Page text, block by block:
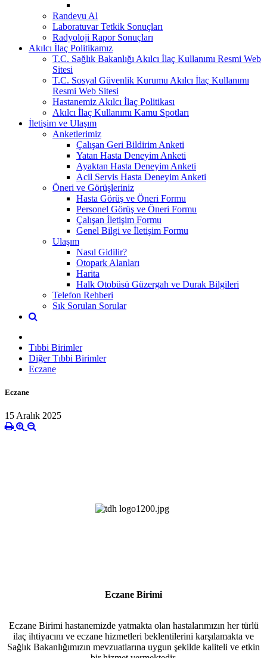
Randevu Al
Laboratuvar Tetkik Sonuçları
Radyoloji Rapor Sonuçları
Akılcı İlaç Politikamız
T.C. Sağlık Bakanlığı Akılcı İlaç Kullanımı Resmi Web
Sitesi
T.C. Sosyal Güvenlik Kurumu Akılcı İlaç Kullanımı
Resmi Web Sitesi
Hastanemiz Akılcı İlaç Politikası
Akılcı İlaç Kullanımı Kamu Spotları
İletişim ve Ulaşım
Anketlerimiz
Çalışan Geri Bildirim Anketi
Yatan Hasta Deneyim Anketi
Ayaktan Hasta Deneyim Anketi
Acil Servis Hasta Deneyim Anketi
Öneri ve Görüşleriniz
Hasta Görüş ve Öneri Formu
Personel Görüş ve Öneri Formu
Çalışan İletişim Formu
Genel Bilgi ve İletişim Formu
Ulaşım
Nasıl Gidilir?
Otopark Alanları
Harita
Halk Otobüsü Güzergah ve Durak Bilgileri
Telefon Rehberi
Sık Sorulan Sorular
Tıbbi Birimler
Diğer Tıbbi Birimler
Eczane
Eczane
15 Aralık 2025
Eczane Birimi
Eczane Birimi hastanemizde yatmakta olan hastalarımızın her türlü
ilaç ihtiyacını ve eczane hizmetleri beklentilerini karşılamakta ve
Sağlık Bakanlığımızın mevzuatlarına uygun şekilde kaliteli ve etkin